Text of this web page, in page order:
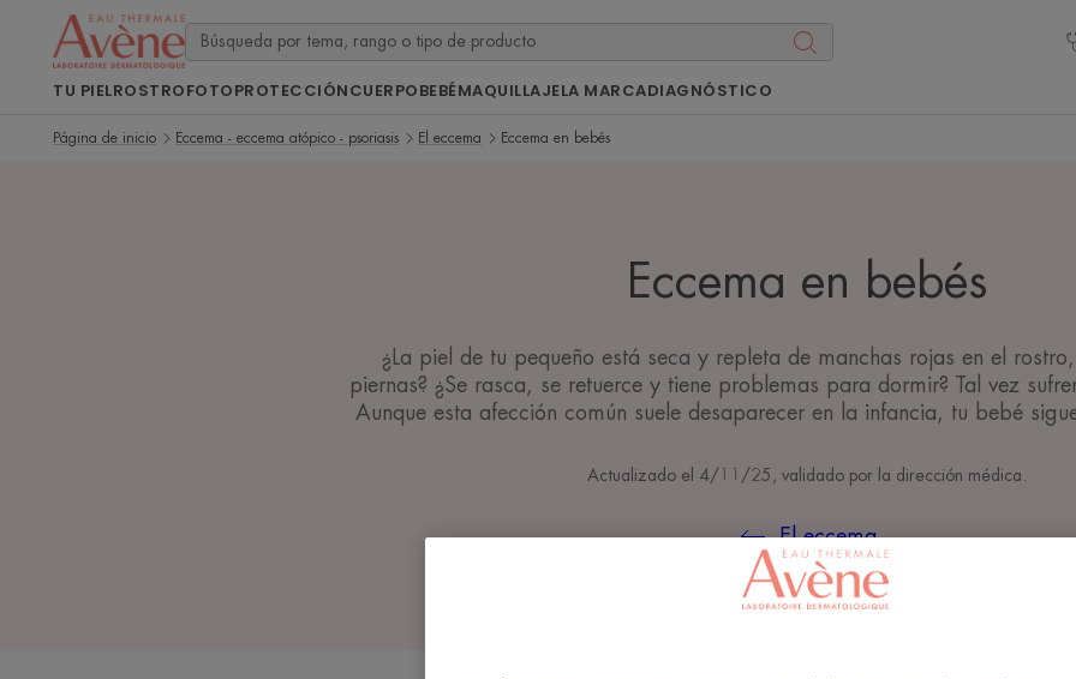
TU PIELROSTROFOTOPROTECCIÓNCUERPOBEBÉMAQUILLAJELA MARCADIAGNÓSTICO
Página de inicio Eccema - eccema atópico - psoriasis El eccema Eccema en bebés
Eccema en bebés
¿La piel de tu pequeño está seca y repleta de manchas rojas en el
piernas? ¿Se rasca, se retuerce y tiene problemas para dormir? Tal vez
Aunque esta afección común suele desaparecer en la infancia, tu bebé
Actualizado el 4/11/25 , validado por la dirección médica
El eccema